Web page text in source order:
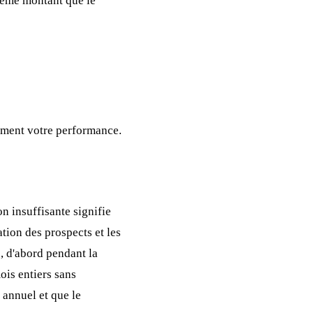
votre performance.
insuffisante signifie
des prospects et les
d'abord pendant la
entiers sans
et que le